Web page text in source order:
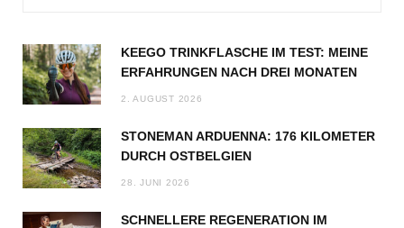
KEEGO TRINKFLASCHE IM TEST: MEINE
ERFAHRUNGEN NACH DREI MONATEN
2. AUGUST 2026
STONEMAN ARDUENNA: 176 KILOMETER
DURCH OSTBELGIEN
28. JUNI 2026
SCHNELLERE REGENERATION IM